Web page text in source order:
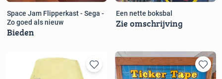
Space Jam Flipperkast - Sega -
Zo goed als nieuw
Bieden
Een nette boksbal
Zie omschrijving